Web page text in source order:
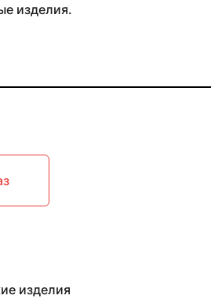
изделия.
изделия